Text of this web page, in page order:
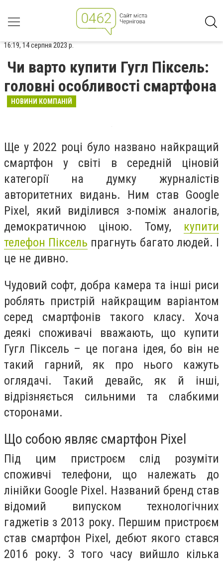
16:19, 14 серпня 2023 р.
Чи варто купити Гугл Піксель:
головні особливості смартфона
НОВИНИ КОМПАНІЙ
Ще у 2022 році було названо найкращий
смартфон у світі в середній ціновій
категорії на думку журналістів
авторитетних видань. Ним став Google
Pixel, який виділився з-поміж аналогів,
демократичною ціною. Тому, купити
телефон Піксель прагнуть багато людей. І
це не дивно.
Чудовий софт, добра камера та інші риси
роблять пристрій найкращим варіантом
серед смартфонів такого класу. Хоча
деякі споживачі вважають, що купити
Гугл Піксель – це погана ідея, бо він не
такий гарний, як про нього кажуть
оглядачі. Такий девайс, як й інші,
відрізняється сильними та слабкими
сторонами.
Що собою являє смартфон Pixel
Під цим пристроєм слід розуміти
споживчі телефони, що належать до
лінійки Google Pixel. Названий бренд став
відомий випуском технологічних
гаджетів з 2013 року. Першим пристроєм
став смартфон Pixel, дебют якого стався
2016 року. З того часу вийшло кілька